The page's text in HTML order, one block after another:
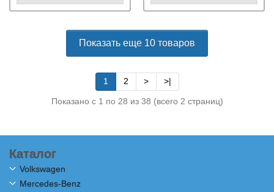
Показать еще 10 товаров
1 2 > >|
Показано с 1 по 28 из 38 (всего 2 страниц)
Каталог
Volkswagen
Mercedes-Benz